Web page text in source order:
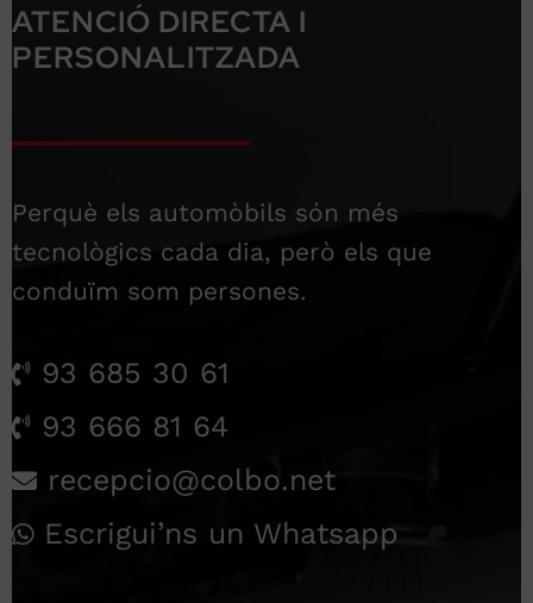
ATENCIÓ DIRECTA I
PERSONALITZADA
Perquè els automòbils són més
tecnològics cada dia, però els que
conduïm som persones.
93 685 30 61
93 666 81 64
recepcio@colbo.net
Escrigui’ns un Whatsapp